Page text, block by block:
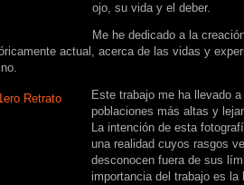
ojo, su vida y el deber.
Me he dedicado a la
actual, acerca de las vidas y
Este trabajo me ha llevado
poblaciones más altas y
La intención de esta
una realidad cuyos rasgos
desconocen fuera de sus
importancia del trabajo es la